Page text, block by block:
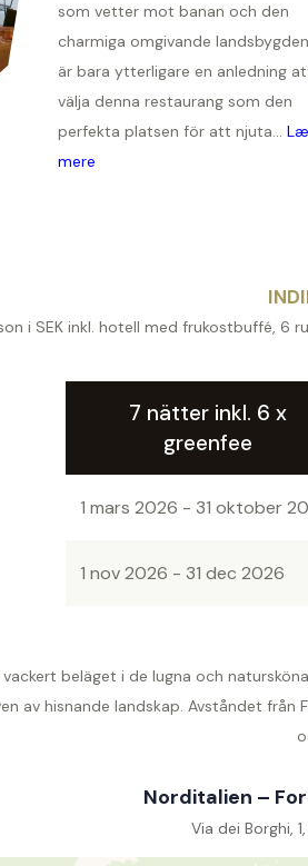
som vetter mot banan och den
charmiga omgivande landsbygden
är bara ytterligare en anledning
välja denna restaurang som den
perfekta platsen för att njuta...
mere
i SEK inkl. hotell med frukostbuffé, 6
7 nätter inkl. 6 x
greenfee
1 mars 2026 - 31 oktober
1 nov 2026 - 31 dec 2026
beläget i de lugna och
av hisnande landskap. Avståndet
Norditalien –
Via dei Borghi,